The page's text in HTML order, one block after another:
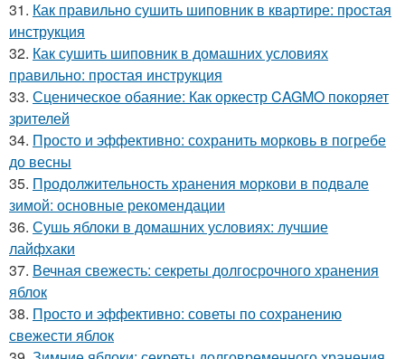
31. Как правильно сушить шиповник в квартире: простая
инструкция
32. Как сушить шиповник в домашних условиях
правильно: простая инструкция
33. Сценическое обаяние: Как оркестр CAGMO покоряет
зрителей
34. Просто и эффективно: сохранить морковь в погребе
до весны
35. Продолжительность хранения моркови в подвале
зимой: основные рекомендации
36. Сушь яблоки в домашних условиях: лучшие
лайфхаки
37. Вечная свежесть: секреты долгосрочного хранения
яблок
38. Просто и эффективно: советы по сохранению
свежести яблок